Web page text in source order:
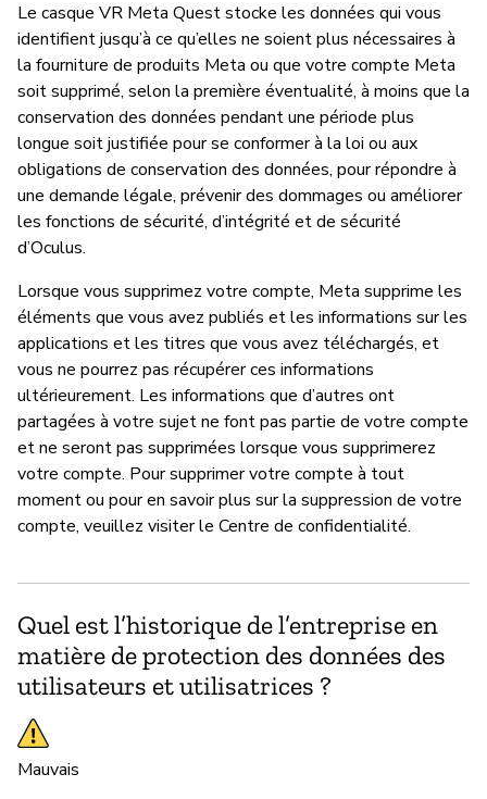
Le casque VR Meta Quest stocke les données qui vous
identifient jusqu’à ce qu’elles ne soient plus nécessaires à
la fourniture de produits Meta ou que votre compte Meta
soit supprimé, selon la première éventualité, à moins que la
conservation des données pendant une période plus
longue soit justifiée pour se conformer à la loi ou aux
obligations de conservation des données, pour répondre à
une demande légale, prévenir des dommages ou améliorer
les fonctions de sécurité, d’intégrité et de sécurité
d’Oculus.
Lorsque vous supprimez votre compte, Meta supprime les
éléments que vous avez publiés et les informations sur les
applications et les titres que vous avez téléchargés, et
vous ne pourrez pas récupérer ces informations
ultérieurement. Les informations que d’autres ont
partagées à votre sujet ne font pas partie de votre compte
et ne seront pas supprimées lorsque vous supprimerez
votre compte. Pour supprimer votre compte à tout
moment ou pour en savoir plus sur la suppression de votre
compte, veuillez visiter le Centre de confidentialité.
Quel est l’historique de l’entreprise en
matière de protection des données des
utilisateurs et utilisatrices ?
Mauvais